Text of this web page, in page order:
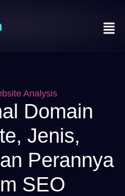
Analysis
Domain
Jenis,
Perannya
SEO